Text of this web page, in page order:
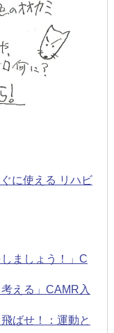
に使える リハビ
ましょう！」C
える」CAMR入
ばせ！：運動と